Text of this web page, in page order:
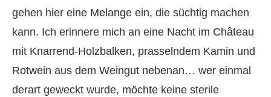
gehen hier eine Melange ein, die süchtig machen
kann. Ich erinnere mich an eine Nacht im Château
mit Knarrend-Holzbalken, prasselndem Kamin und
Rotwein aus dem Weingut nebenan… wer einmal
derart geweckt wurde, möchte keine sterile